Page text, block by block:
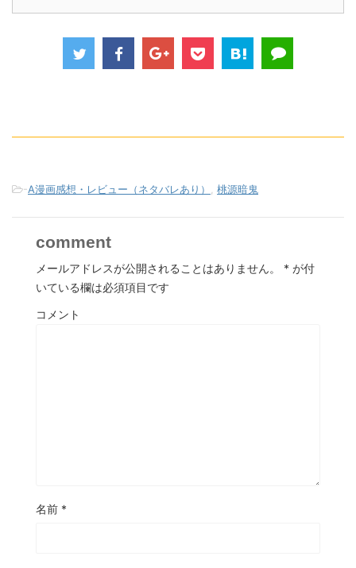
-A漫画感想・レビュー（ネタバレあり） 桃源暗鬼
comment
メールアドレスが公開されることはありません。 * が付
いている欄は必須項目です
コメント
名前 *